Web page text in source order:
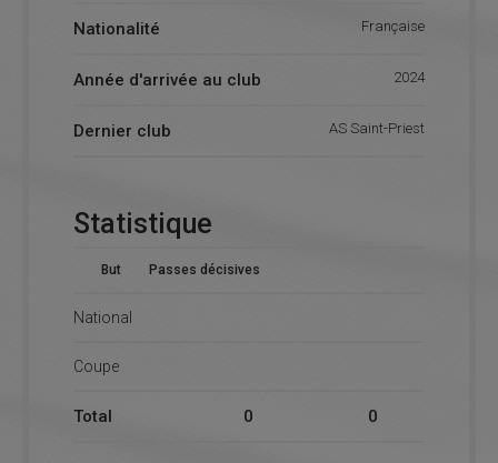
Nationalité Française
Année d'arrivée au club 2024
Dernier club AS Saint-Priest
Statistique
But Passes décisives
National
Coupe
Total 0 0